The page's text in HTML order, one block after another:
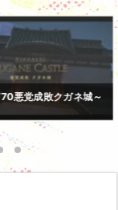
紅蓮決戦アラミゴ～